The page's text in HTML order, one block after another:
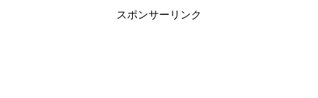
スポンサーリンク